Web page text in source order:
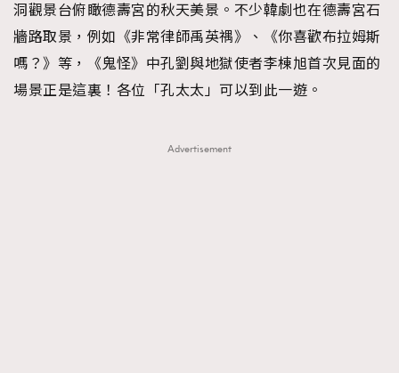
洞觀景台俯瞰德壽宮的秋天美景。不少韓劇也在德壽宮石
牆路取景，例如《非常律師禹英禑》、《你喜歡布拉姆斯
嗎？》等，《鬼怪》中孔劉與地獄使者李棟旭首次見面的
場景正是這裏！各位「孔太太」可以到此一遊。
Advertisement